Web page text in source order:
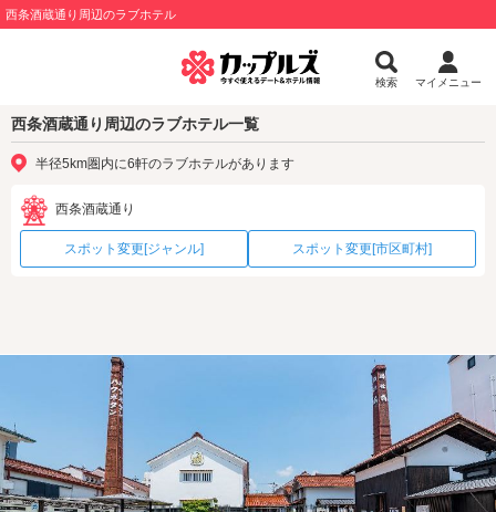
西条酒蔵通り周辺のラブホテル
検索 マイメニュー
西条酒蔵通り周辺のラブホテル一覧
半径5km圏内に6軒のラブホテルがあります
西条酒蔵通り
スポット変更[ジャンル] スポット変更[市区町村]